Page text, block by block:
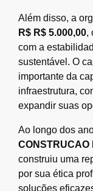
Além disso, a
R$ R$ 5.000,00,
com a
sustentável. O
importante da
infraestrutura,
expandir suas
Ao longo dos
CONSTRUCAO
construiu uma
por sua ética
soluções